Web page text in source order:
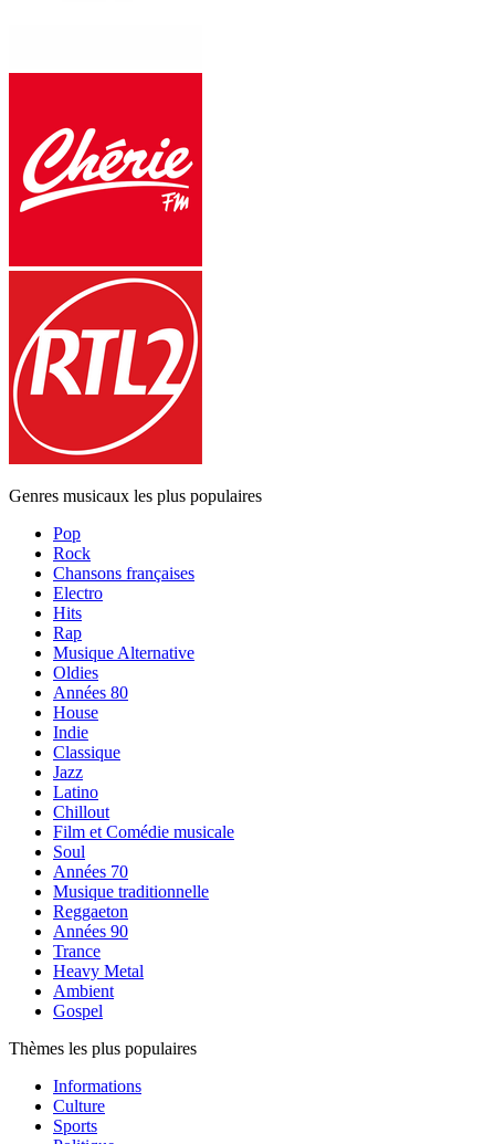
Genres musicaux les plus populaires
Pop
Rock
Chansons françaises
Electro
Hits
Rap
Musique Alternative
Oldies
Années 80
House
Indie
Classique
Jazz
Latino
Chillout
Film et Comédie musicale
Soul
Années 70
Musique traditionnelle
Reggaeton
Années 90
Trance
Heavy Metal
Ambient
Gospel
Thèmes les plus populaires
Informations
Culture
Sports